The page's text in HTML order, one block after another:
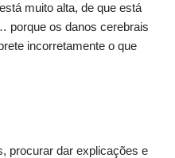
muito alta, de que está
porque os danos cerebrais
incorretamente o que
procurar dar explicações e